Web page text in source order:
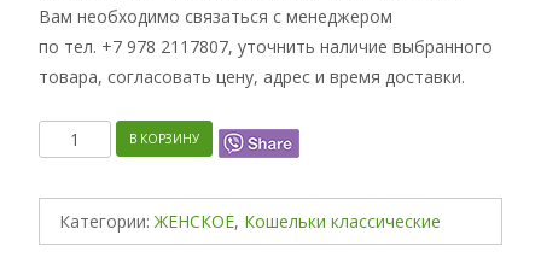
Вам необходимо связаться с менеджером
по тел. +7 978 2117807, уточнить наличие выбранного
товара, согласовать цену, адрес и время доставки.
КоличествоВ КОРЗИНУ
Категории:ЖЕНСКОЕ, Кошельки классические